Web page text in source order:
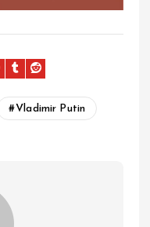
Vladimir Putin